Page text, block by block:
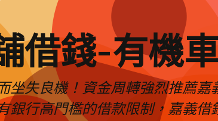
借錢-有機
坐失良機！資金周轉強烈推薦
銀行高門檻的借款限制，嘉義